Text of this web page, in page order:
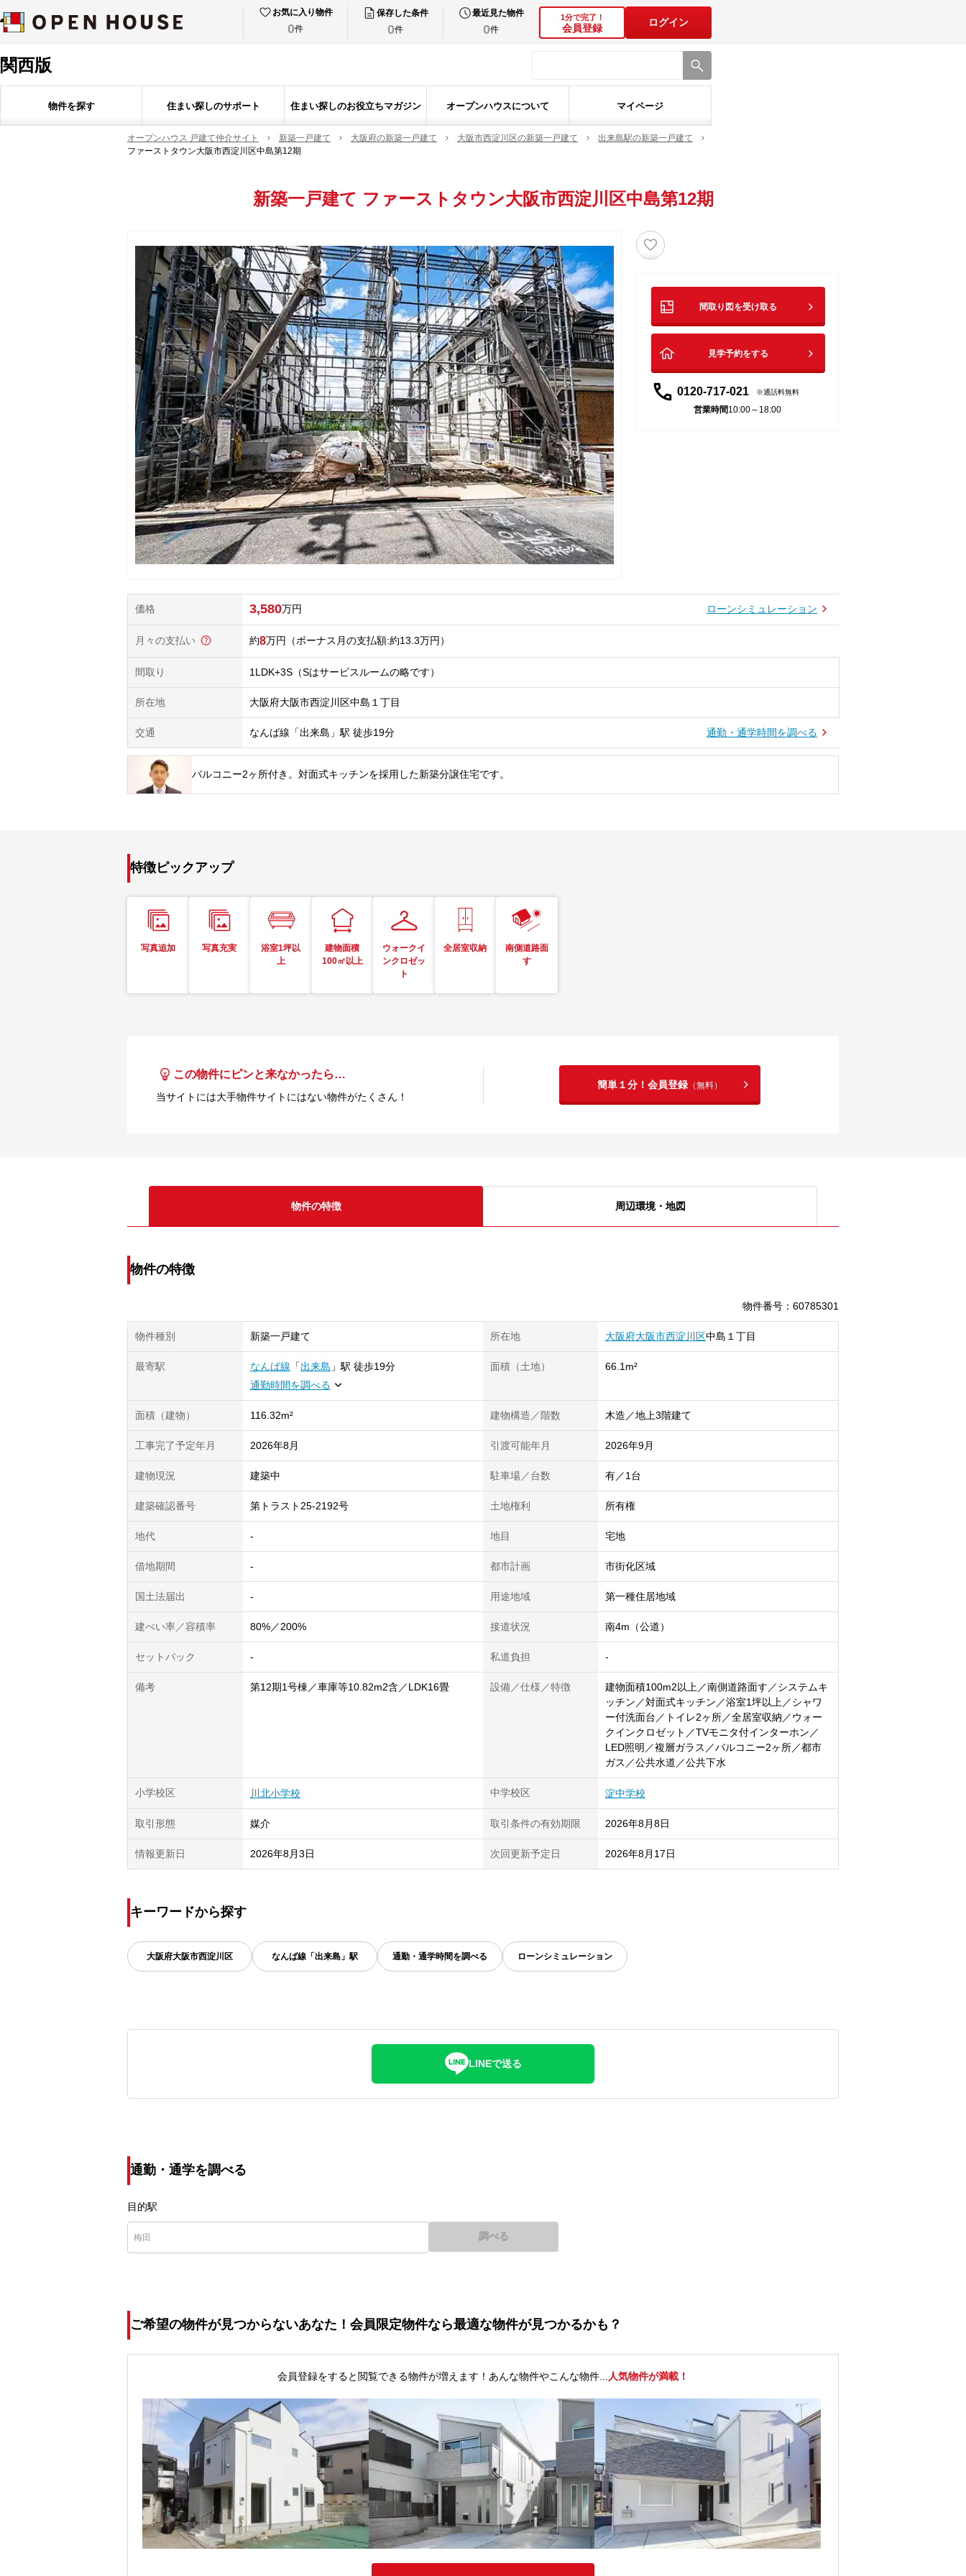
お気に入り物件
0件
保存した条件
0件
最近見た物件
0件
1分で完了！
会員登録
ログイン
関西版
物件を探す 住まい探しのサポート 住まい探しのお役立ちマガジン オープンハウスについて マイページ
オープンハウス 戸建て仲介サイト 新築一戸建て 大阪府の新築一戸建て 大阪市西淀川区の新築一戸建て
出来島駅の新築一戸建て
ファーストタウン大阪市西淀川区中島第12期
新築一戸建て ファーストタウン大阪市西淀川区中島第12期
♡
間取り図を受け取る
見学予約をする
0120-717-021 通話料無料
営業時間10:00～18:00
価格 3,580万円 ローンシミュレーション
月々の支払い 8万円 （ボーナス月の支払額:約13.3万円 ）
間取り 1LDK+3S（Sはサービスルームの略です）
所在地 大阪府大阪市西淀川区中島１丁目
交通 なんば線「出来島」駅 徒歩19分 通勤・通学時間を調べる
バルコニー2ヶ所付き。対面式キッチンを採用した新築分譲住宅です。
特徴ピックアップ
写真追加 写真充実
浴室1坪以
上
建物面積
100㎡以上
ウォークイ
ンクロゼッ
ト
全居室収納
南側道路面
す
この物件にピンと来なかったら…
当サイトには大手物件サイトにはない物件がたくさん！
簡単１分！会員登録 （無料）
物件の特徴 周辺環境・地図
物件の特徴
物件番号 ： 60785301
物件種別 新築一戸建て 所在地 大阪府大阪市西淀川区中島 １丁目
最寄駅 なんば線 「出来島 」 駅 徒歩19分
通勤時間を調べる
面積（土地） 66.1m²
面積（建物） 116.32m² 建物構造／階数 木造／地上3階建て
工事完了予定年月 2026年8月 引渡可能年月 2026年9月
建物現況 建築中 駐車場／台数 有／1台
建築確認番号 第トラスト25-2192号 土地権利 所有権
地代 - 地目 宅地
借地期間 - 都市計画 市街化区域
国土法届出 - 用途地域 第一種住居地域
建ぺい率／容積率 80%／200% 接道状況 南4m（公道）
セットバック - 私道負担 -
備考 第12期1号棟／車庫等10.82m2含／LDK16畳 設備／仕様／特徴
建物面積100m2以上／南側道路面す／システムキ
ッチン／対面式キッチン／浴室1坪以上／シャワ
ー付洗面台／トイレ2ヶ所／全居室収納／ウォー
クインクロゼット／TVモニタ付インターホン／
LED照明／複層ガラス／バルコニー2ヶ所／都市
ガス／公共水道／公共下水
小学校区 川北小学校 中学校区 淀中学校
取引形態 媒介 取引条件の有効期限 2026年8月8日
情報更新日 2026年8月3日 次回更新予定日 2026年8月17日
キーワードから探す
大阪府大阪市西淀川区 なんば線「出来島」駅 通勤・通学時間を調べる ローンシミュレーション
LINEで送る
通勤・通学を調べる
目的駅
調べる
ご希望の物件が見つからないあなた！会員限定物件なら最適な物件が見つかるかも？
会員登録をすると閲覧できる物件が増えます！あんな物件やこんな物件... 人気物件が満載！